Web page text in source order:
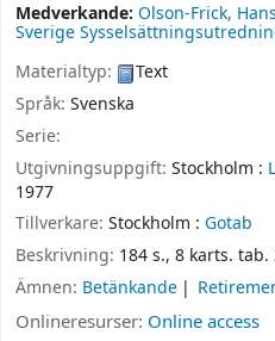
Medverkande: Olson-Frick, Hans
Sverige
Materialtyp:
Text
Språk: Svenska
Serie:
Utgivningsuppgift: Stockholm :
1977
Tillverkare: Stockholm : Gotab
Beskrivning: 184 s., 8 karts. tab.
Ämnen: Betänkande
Onlineresurser: Online access